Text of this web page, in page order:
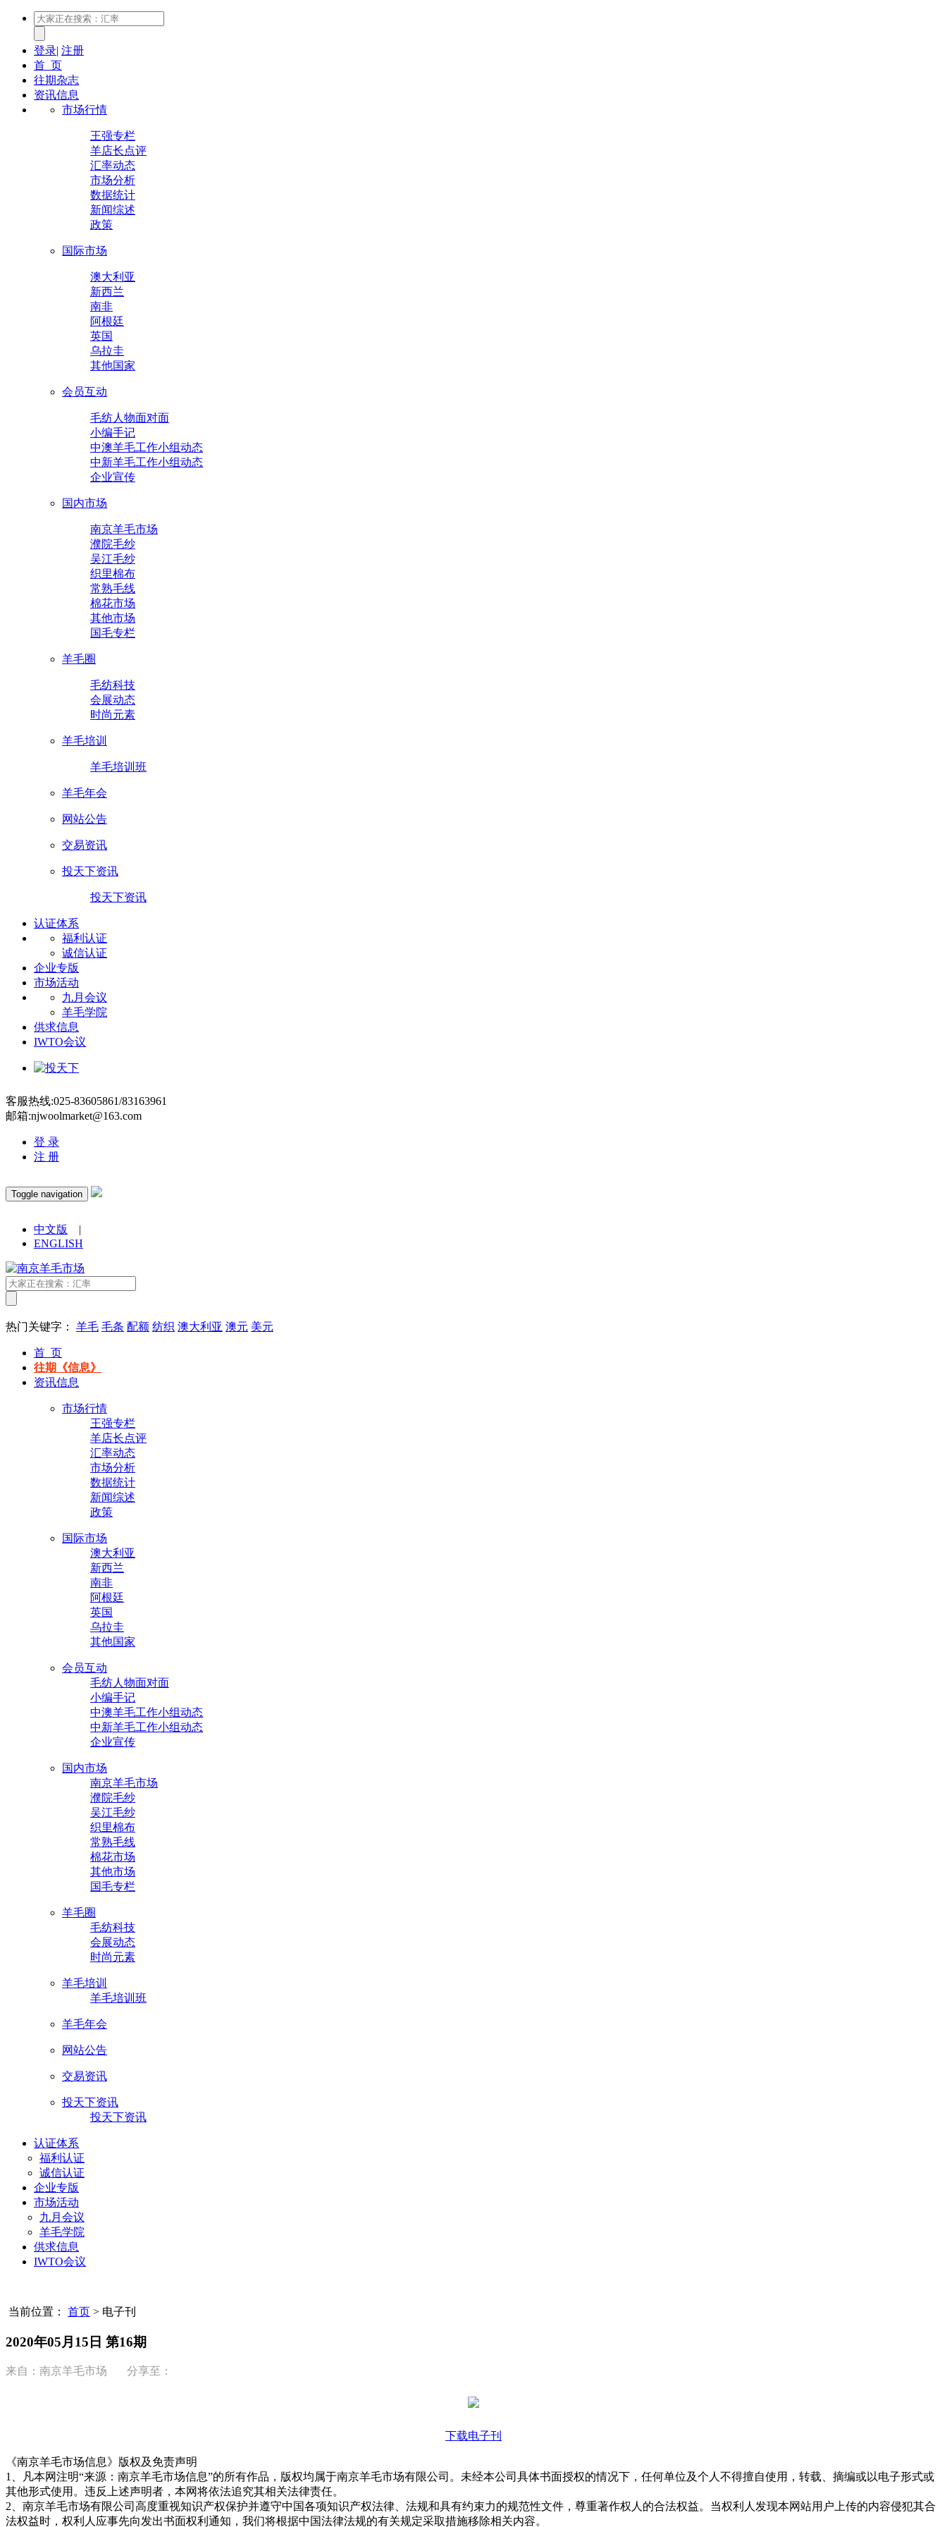
登录| 注册
首 页
往期杂志
资讯信息
市场行情
王强专栏
羊店长点评
汇率动态
市场分析
数据统计
新闻综述
政策
国际市场
澳大利亚
新西兰
南非
阿根廷
英国
乌拉圭
其他国家
会员互动
毛纺人物面对面
小编手记
中澳羊毛工作小组动态
中新羊毛工作小组动态
企业宣传
国内市场
南京羊毛市场
濮院毛纱
吴江毛纱
织里棉布
常熟毛线
棉花市场
其他市场
国毛专栏
羊毛圈
毛纺科技
会展动态
时尚元素
羊毛培训
羊毛培训班
羊毛年会
网站公告
交易资讯
投天下资讯
投天下资讯
认证体系
福利认证
诚信认证
企业专版
市场活动
九月会议
羊毛学院
供求信息
IWTO会议
客服热线:025-83605861/83163961
邮箱:njwoolmarket@163.com
登 录
注 册
Toggle navigation
中文版
|
ENGLISH
热门关键字： 羊毛 毛条 配额 纺织 澳大利亚 澳元 美元
首 页
往期《信息》
资讯信息
市场行情
王强专栏
羊店长点评
汇率动态
市场分析
数据统计
新闻综述
政策
国际市场
澳大利亚
新西兰
南非
阿根廷
英国
乌拉圭
其他国家
会员互动
毛纺人物面对面
小编手记
中澳羊毛工作小组动态
中新羊毛工作小组动态
企业宣传
国内市场
南京羊毛市场
濮院毛纱
吴江毛纱
织里棉布
常熟毛线
棉花市场
其他市场
国毛专栏
羊毛圈
毛纺科技
会展动态
时尚元素
羊毛培训
羊毛培训班
羊毛年会
网站公告
交易资讯
投天下资讯
投天下资讯
认证体系
福利认证
诚信认证
企业专版
市场活动
九月会议
羊毛学院
供求信息
IWTO会议
当前位置： 首页 > 电子刊
2020年05月15日 第16期
来自：南京羊毛市场 分享至：
下载电子刊
《南京羊毛市场信息》版权及免责声明
1、凡本网注明“来源：南京羊毛市场信息”的所有作品，版权均属于南京羊毛市场有限公司。未经本公司具体书面授权的情况下，任何单位及个人不得擅自使用，转载、摘编或以电子形式或
其他形式使用。违反上述声明者，本网将依法追究其相关法律责任。
2、南京羊毛市场有限公司高度重视知识产权保护并遵守中国各项知识产权法律、法规和具有约束力的规范性文件，尊重著作权人的合法权益。当权利人发现本网站用户上传的内容侵犯其合
法权益时，权利人应事先向发出书面权利通知，我们将根据中国法律法规的有关规定采取措施移除相关内容。